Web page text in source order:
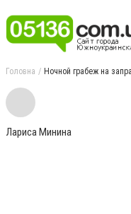
Головна Ночной грабеж на
Лариса Минина